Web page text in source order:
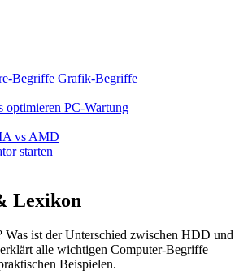
Begriffe Grafik-Begriffe
optimieren PC-Wartung
vs AMD
starten
Lexikon
Was ist der Unterschied zwischen HDD und
alle wichtigen Computer-Begriffe
Beispielen.